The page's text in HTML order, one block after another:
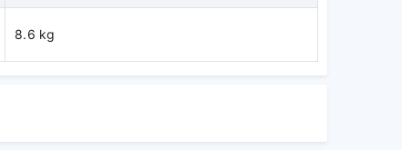
8.6 kg